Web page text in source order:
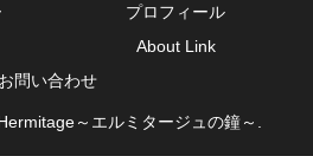
プロフィール
About Link
お問い合わせ
～エルミタージュの鐘～.